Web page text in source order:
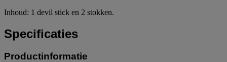
Inhoud: 1 devil stick en 2 stokken.
Specificaties
Productinformatie